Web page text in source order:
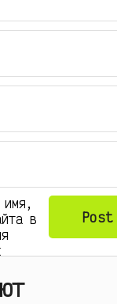
имя,
в